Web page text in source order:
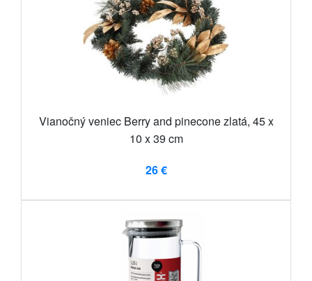
Vianočný veniec Berry and pinecone zlatá, 45 x
10 x 39 cm
26 €